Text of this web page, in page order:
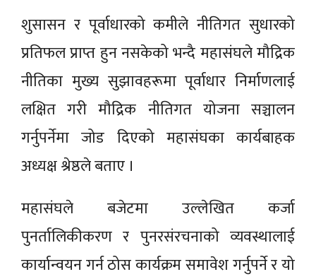
शुसासन र पूर्वाधारको कमीले नीतिगत सुधारको
प्रतिफल प्राप्त हुन नसकेको भन्दै महासंघले मौद्रिक
नीतिका मुख्य सुझावहरूमा पूर्वाधार निर्माणलाई
लक्षित गरी मौद्रिक नीतिगत योजना सञ्चालन
गर्नुपर्नेमा जोड दिएको महासंघका कार्यबाहक
अध्यक्ष श्रेष्ठले बताए ।
महासंघले बजेटमा उल्लेखित कर्जा
पुनर्तालिकीकरण र पुनरसंरचनाको व्यवस्थालाई
कार्यान्वयन गर्न ठोस कार्यक्रम समावेश गर्नुपर्ने र यो